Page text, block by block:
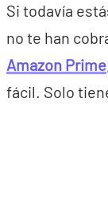
Si todavía
no te han
Amazon Prime
fácil. Solo